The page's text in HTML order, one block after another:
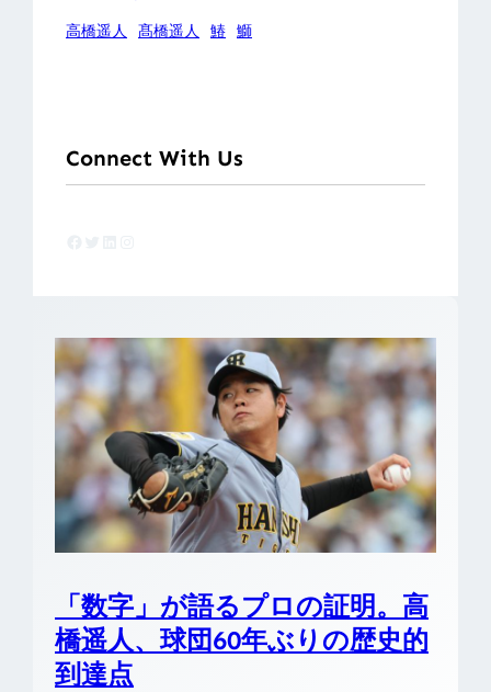
高橋遥人 髙橋遥人 鰆 鰤
Connect With Us
「数字」が語るプロの証明。高
橋遥人、球団60年ぶりの歴史的
到達点